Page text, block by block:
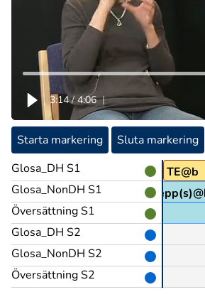
3:14 / 4:06 |
Starta markering Sluta markering
Glosa_DH S1
Glosa_NonDH S1
Översättning S1
Glosa_DH S2
Glosa_NonDH S2
Översättning S2
TE@b